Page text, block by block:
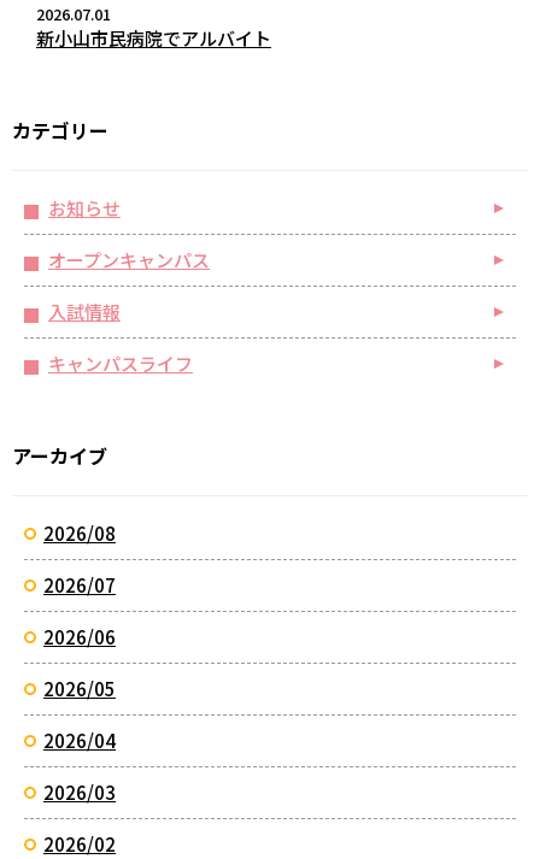
2026.07.01
新小山市民病院でアルバイト
カテゴリー
お知らせ
オープンキャンパス
入試情報
キャンパスライフ
アーカイブ
2026/08
2026/07
2026/06
2026/05
2026/04
2026/03
2026/02